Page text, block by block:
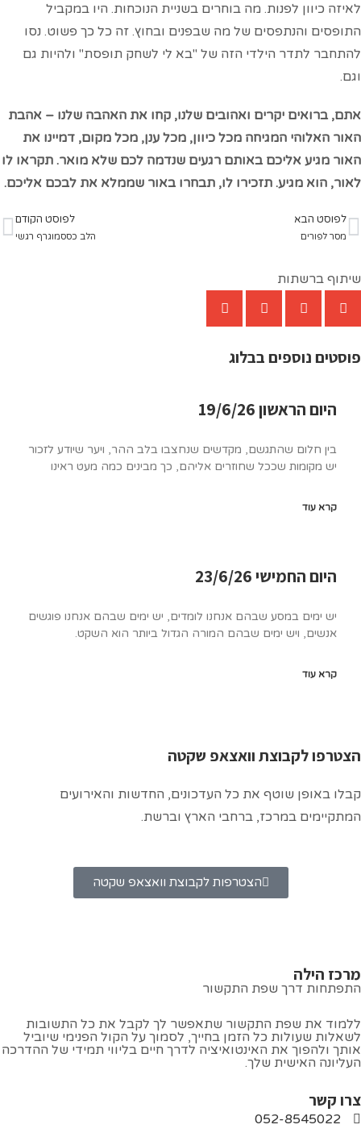
לפנות. מה בוחרים בשניית הנוכחות. היו במקביל
של מה שבפנים ובחוץ. זה כל כך פשוט. נסו
הילדי הזה של "בא לי לשחק תופסת" ולהיות גם
יקרים ואהובים שלנו, קחו את האהבה שלנו – אהבת
המגיחה מכל כיוון, מכל ענן, מכל מקום, דמיינו את
אליכם באותם רגעים שנדמה לכם שלא מואר. תקראו לו
מגיע. תזכירו לו, תבחרו באור שממלא את לבכםאליכם.
לפוסט הקודם
הלב כססמוגרף רגשי
בבלוג
19/6/26
שהתגשם, מקדשים שנחצבו בלב ההר, ויער שיודע לזכור
שככל שחוזרים אליהם, כך מבינים כמה מעט ראינו
23/6/26
במסע שבהם אנחנו לומדים, יש ימים שבהם אנחנו פוגשים
ויש ימים שבהם המורה הגדול ביותר הוא השקט.
וואצאפ שקטה
שוטף את כל העדכונים, החדשות והאירועים
במרכז, ברחבי הארץ וברשת.
הצטרפות לקבוצת וואצאפ שקטה
דרך שפת התקשור
שפת התקשור שתאפשר לך לקבל את כל התשובות
כל הזמן בחייך, לסמוך על הקול הפנימי שיוביל
את האינטואיציה לדרך חיים בליווי תמידי של ההדרכה
שלך.
052-